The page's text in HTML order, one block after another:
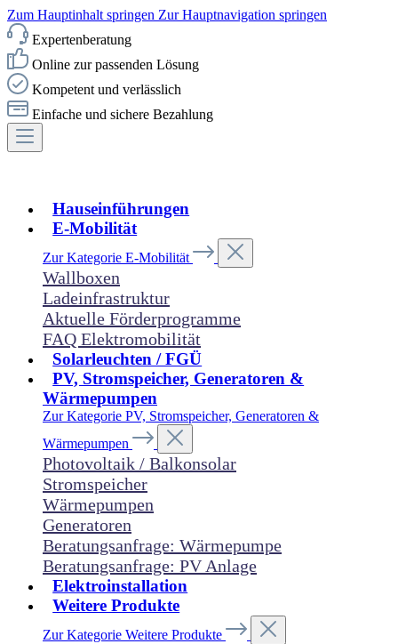
Zum Hauptinhalt springen Zur Hauptnavigation springen
Expertenberatung
Online zur passenden Lösung
Kompetent und verlässlich
Einfache und sichere Bezahlung
Hauseinführungen
E-Mobilität
Zur Kategorie E-Mobilität
Wallboxen
Ladeinfrastruktur
Aktuelle Förderprogramme
FAQ Elektromobilität
Solarleuchten / FGÜ
PV, Stromspeicher, Generatoren &
Wärmepumpen
Zur Kategorie PV, Stromspeicher, Generatoren &
Wärmepumpen
Photovoltaik / Balkonsolar
Stromspeicher
Wärmepumpen
Generatoren
Beratungsanfrage: Wärmepumpe
Beratungsanfrage: PV Anlage
Elektroinstallation
Weitere Produkte
Zur Kategorie Weitere Produkte